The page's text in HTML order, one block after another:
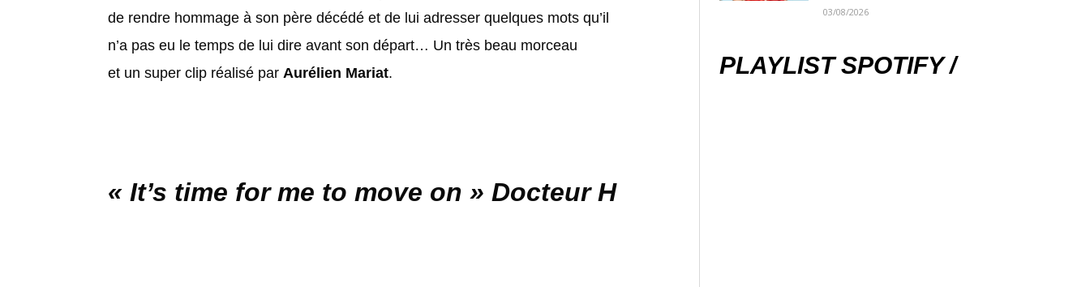
de rendre hommage à son père décédé et de lui adresser quelques mots qu’il
n’a pas eu le temps de lui dire avant son départ… Un très beau morceau
et un super clip réalisé par Aurélien Mariat.
« It’s time for me to move on » Docteur H
03/08/2026
PLAYLIST SPOTIFY /